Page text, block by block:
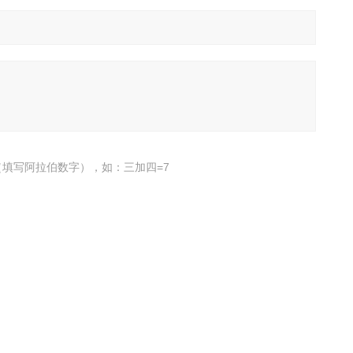
写阿拉伯数字），如：三加四=7